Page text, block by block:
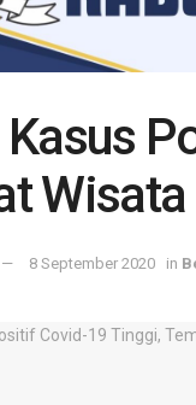
8 September 2020 in